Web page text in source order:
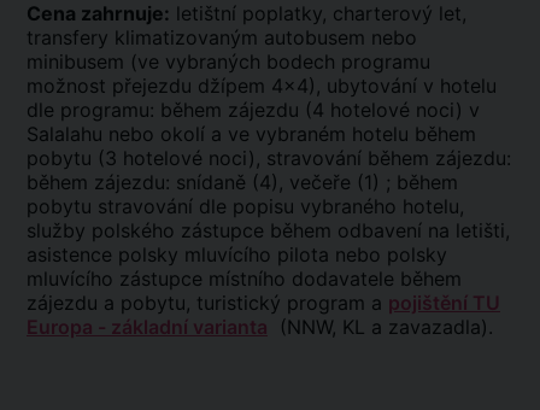
Cena zahrnuje: letištní poplatky, charterový let,
transfery klimatizovaným autobusem nebo
minibusem (ve vybraných bodech programu
možnost přejezdu džípem 4x4), ubytování v hotelu
dle programu: během zájezdu (4 hotelové noci) v
Salalahu nebo okolí a ve vybraném hotelu během
pobytu (3 hotelové noci), stravování během zájezdu:
během zájezdu: snídaně (4), večeře (1) ; během
pobytu stravování dle popisu vybraného hotelu,
služby polského zástupce během odbavení na letišti,
asistence polsky mluvícího pilota nebo polsky
mluvícího zástupce místního dodavatele během
zájezdu a pobytu, turistický program a pojištění TU
Europa - základní varianta (NNW, KL a zavazadla).